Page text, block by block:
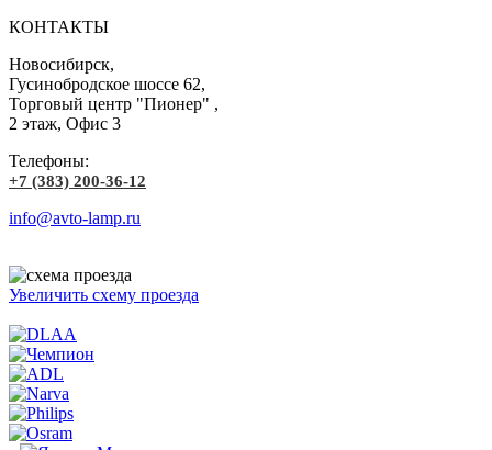
КОНТАКТЫ
Новосибирск,
Гусинобродское шоссе 62,
Торговый центр "Пионер" ,
2 этаж, Офис 3
Телефоны:
+7 (383) 200-36-12
info@avto-lamp.ru
Увеличить схему проезда